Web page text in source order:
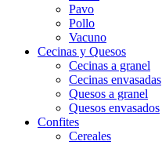
Pavo
Pollo
Vacuno
Cecinas y Quesos
Cecinas a granel
Cecinas envasadas
Quesos a granel
Quesos envasados
Confites
Cereales